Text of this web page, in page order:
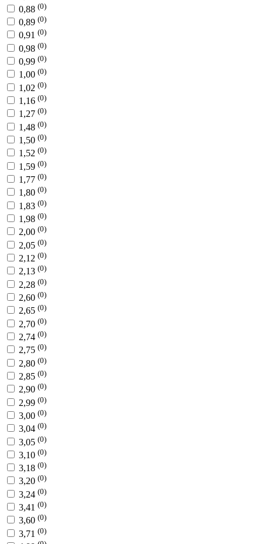
0,88 (0)
0,89 (0)
0,91 (0)
0,98 (0)
0,99 (0)
1,00 (0)
1,02 (0)
1,16 (0)
1,27 (0)
1,48 (0)
1,50 (0)
1,52 (0)
1,59 (0)
1,77 (0)
1,80 (0)
1,83 (0)
1,98 (0)
2,00 (0)
2,05 (0)
2,12 (0)
2,13 (0)
2,28 (0)
2,60 (0)
2,65 (0)
2,70 (0)
2,74 (0)
2,75 (0)
2,80 (0)
2,85 (0)
2,90 (0)
2,99 (0)
3,00 (0)
3,04 (0)
3,05 (0)
3,10 (0)
3,18 (0)
3,20 (0)
3,24 (0)
3,41 (0)
3,60 (0)
3,71 (0)